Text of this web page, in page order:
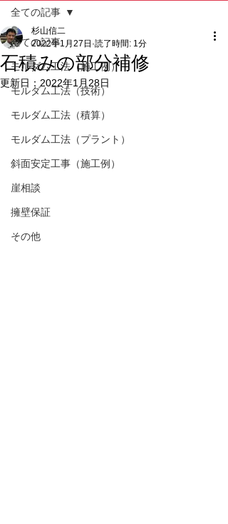
全ての記事
モルダム工法（施工例）
モルダム工法（技術）
モルダム工法（積算）
モルダム工法（プラント）
斜面安定工事（施工例）
崖相談
擁壁保証
その他
全ての記事
石積みの部分補修
杉山信二
2022年1月27日 読了時間: 1分
更新日： 2022年1月28日